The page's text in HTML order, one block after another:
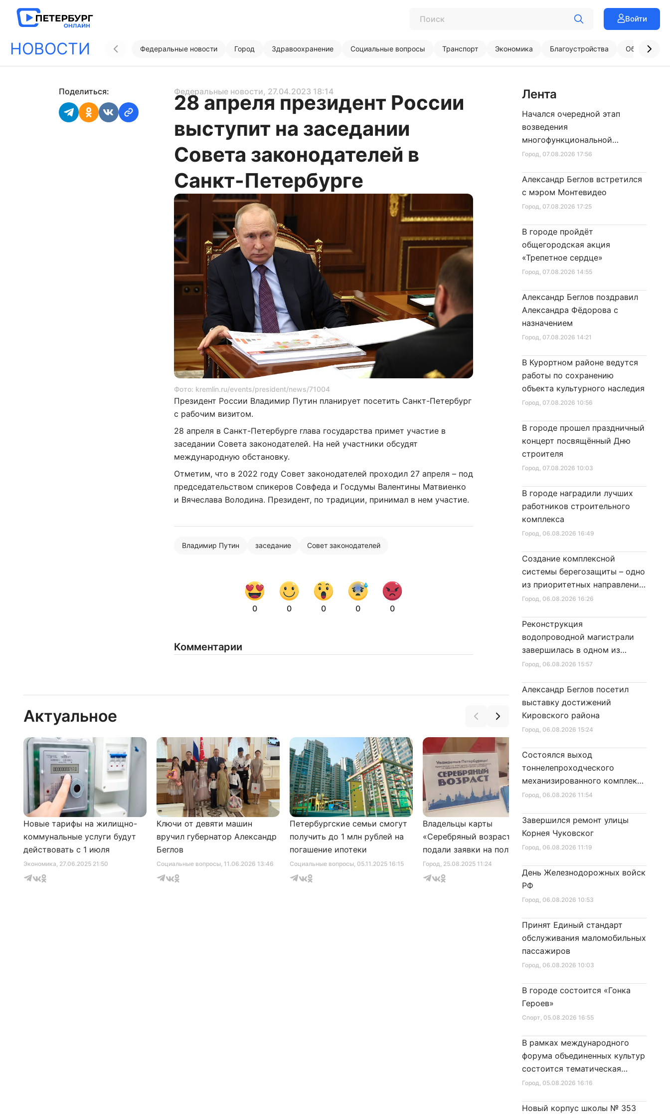
Войти
НОВОСТИ Федеральные новости Город Здравоохранение Социальные вопросы Транспорт Экономика Благоустройства
Поделиться: Федеральные новости, 27.04.2023 18:14
28 апреля президент России
выступит на заседании
Совета законодателей в
Санкт-Петербурге
Фото: kremlin.ru/events/president/news/71004
Президент России Владимир Путин планирует посетить Санкт-Петербург
с рабочим визитом.
28 апреля в Санкт-Петербурге глава государства примет участие в
заседании Совета законодателей. На ней участники обсудят
международную обстановку.
Отметим, что в 2022 году Совет законодателей проходил 27 апреля – под
председательством спикеров Совфеда и Госдумы Валентины Матвиенко
и Вячеслава Володина. Президент, по традиции, принимал в нем участие.
Владимир Путин заседание Совет законодателей
0 0 0 0 0
Комментарии
Актуальное
Экономика, 27.06.2025 21:50
Новые тарифы на жилищно-
коммунальные услуги будут
действовать с 1 июля
Социальные вопросы, 11.06.2026 13:46
Ключи от девяти машин
вручил губернатор Александр
Беглов
Социальные вопросы, 05.11.2025 16:15
Петербургские семьи смогут
получить до 1 млн рублей на
погашение ипотеки
Город, 25.08.2025 11:24
Владельцы карты
«Серебряный возраст»
подали заявки на получение
сертификата для посещения
музеев
Город, 10.01.2026 16:46
Александр Беглов подписал
Закон «О внесении изменения
в Закон Санкт‑Петербурга
Санкт‑Петербурга»
Лента
Город, 07.08.2026 17:56
Начался очередной этап
возведения
многофункциональной
площадки центра спорта
Город, 07.08.2026 17:25
Александр Беглов встретился
с мэром Монтевидео
Город, 07.08.2026 14:55
В городе пройдёт
общегородская акция
«Трепетное сердце»
Город, 07.08.2026 14:21
Александр Беглов поздравил
Александра Фёдорова с
назначением
Город, 07.08.2026 10:56
В Курортном районе ведутся
работы по сохранению
объекта культурного наследия
Город, 07.08.2026 10:03
В городе прошел праздничный
концерт посвящённый Дню
строителя
Город, 06.08.2026 16:49
В городе наградили лучших
работников строительного
комплекса
Город, 06.08.2026 16:26
Создание комплексной
системы берегозащиты – одно
из приоритетных направлений
развития Петербурга
Город, 06.08.2026 15:57
Реконструкция
водопроводной магистрали
завершилась в одном из
районов города
Город, 06.08.2026 15:24
Александр Беглов посетил
выставку достижений
Кировского района
Город, 06.08.2026 11:54
Состоялся выход
тоннелепроходческого
механизированного комплекса
«Надежда» на поверхность
Город, 06.08.2026 11:19
Завершился ремонт улицы
Корнея Чуковског
Город, 06.08.2026 10:53
День Железнодорожных войск
РФ
Город, 06.08.2026 10:03
Принят Единый стандарт
обслуживания маломобильных
пассажиров
Спорт, 05.08.2026 16:55
В городе состоится «Гонка
Героев»
Город, 05.08.2026 16:16
В рамках международного
форума объединенных культур
состоится тематическая
секция
Новый корпус школы № 353